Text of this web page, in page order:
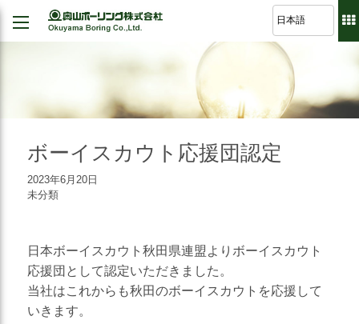
我が社の大悲願
品質方針
代表挨拶
会社概要
沿革
組織図
地すべり防止工事
のり面保護工事
グラウト工事
軟弱地盤解析
道路河川/構造物設計
地下水・水文調査
R&D 論文集
波形集水パイプ
ボーイスカウト応援団認定
2023年6月20日
未分類
日本ボーイスカウト秋田県連盟よりボーイスカウト
応援団として認定いただきました。
当社はこれからも秋田のボーイスカウトを応援して
いきます。